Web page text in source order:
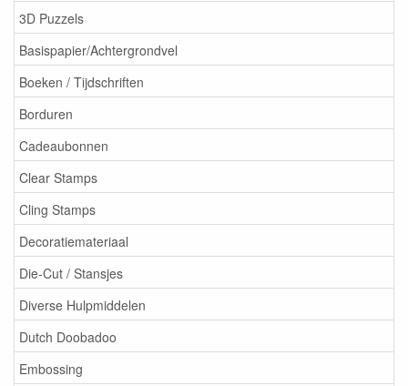
3D Puzzels
Basispapier/Achtergrondvel
Boeken / Tijdschriften
Borduren
Cadeaubonnen
Clear Stamps
Cling Stamps
Decoratiemateriaal
Die-Cut / Stansjes
Diverse Hulpmiddelen
Dutch Doobadoo
Embossing